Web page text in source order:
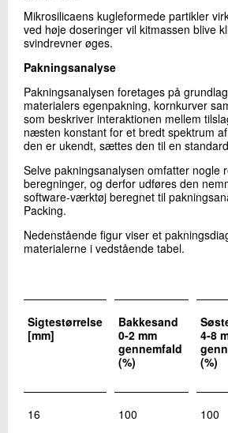
Mikrosilicaens kugleformede partikler
ved høje doseringer vil kitmassen blive
svindrevner øges.
Pakningsanalyse
Pakningsanalysen foretages på
materialers egenpakning, kornkurver
som beskriver interaktionen mellem
næsten konstant for et bredt spektrum
den er ukendt, sættes den til en
Selve pakningsanalysen omfatter nogle
beregninger, og derfor udføres den
software-værktøj beregnet til
Packing.
Nedenstående figur viser et
materialerne i vedstående tabel.
Sigtestørrelse
[mm]
Bakkesand
0-2 mm
gennemfald
(%)
4-8
(%)
16 100 100